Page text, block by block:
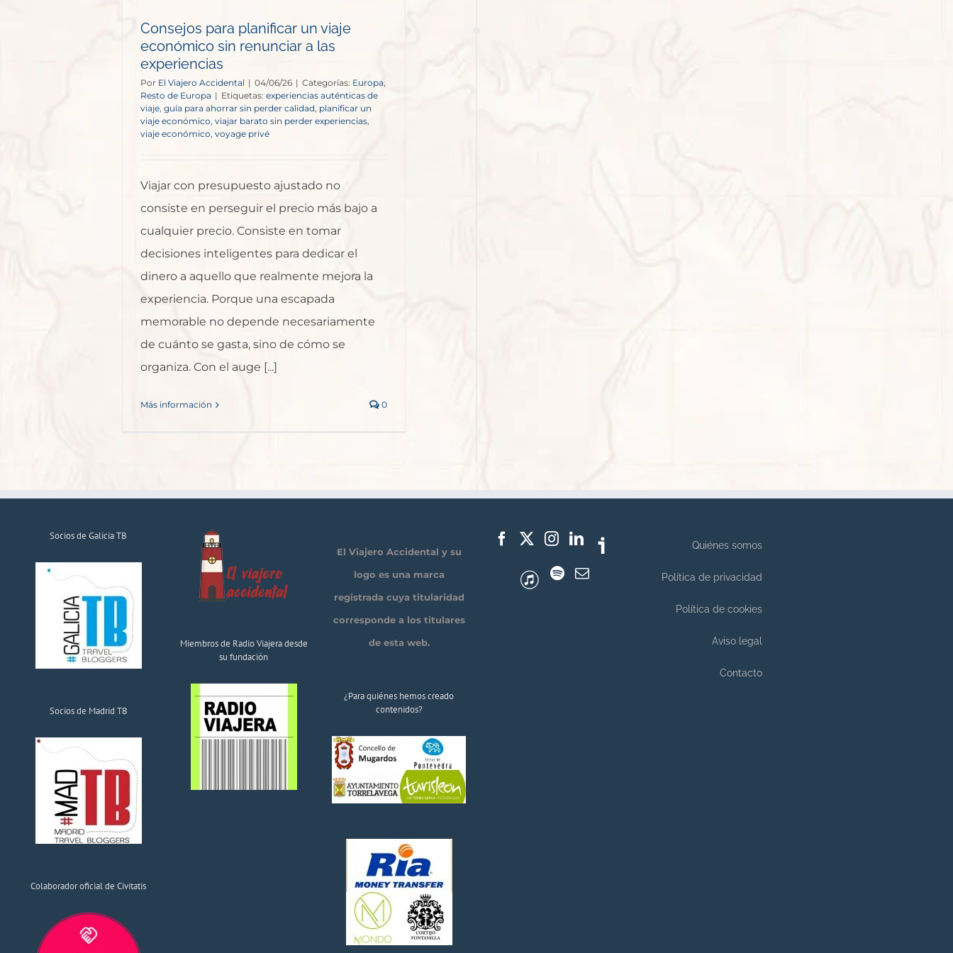
Consejos para planificar un viaje
económico sin renunciar a las
experiencias
Por El Viajero Accidental | 04/06/26 | Categorías: Europa,
Resto de Europa | Etiquetas: experiencias auténticas de
viaje, guía para ahorrar sin perder calidad, planificar un
viaje económico, viajar barato sin perder experiencias,
viaje económico, voyage privé
Viajar con presupuesto ajustado no
consiste en perseguir el precio más bajo a
cualquier precio. Consiste en tomar
decisiones inteligentes para dedicar el
dinero a aquello que realmente mejora la
experiencia. Porque una escapada
memorable no depende necesariamente
de cuánto se gasta, sino de cómo se
organiza. Con el auge [...]
Más información 0
Socios de Galicia TB
Socios de Madrid TB
Colaborador oficial de Civitatis
Miembros de Radio Viajera desde
su fundación
El Viajero Accidental y su
logo es una marca
registrada cuya titularidad
corresponde a los titulares
de esta web.
¿Para quiénes hemos creado
contenidos?
Quiénes somos
Política de privacidad
Política de cookies
Aviso legal
Contacto